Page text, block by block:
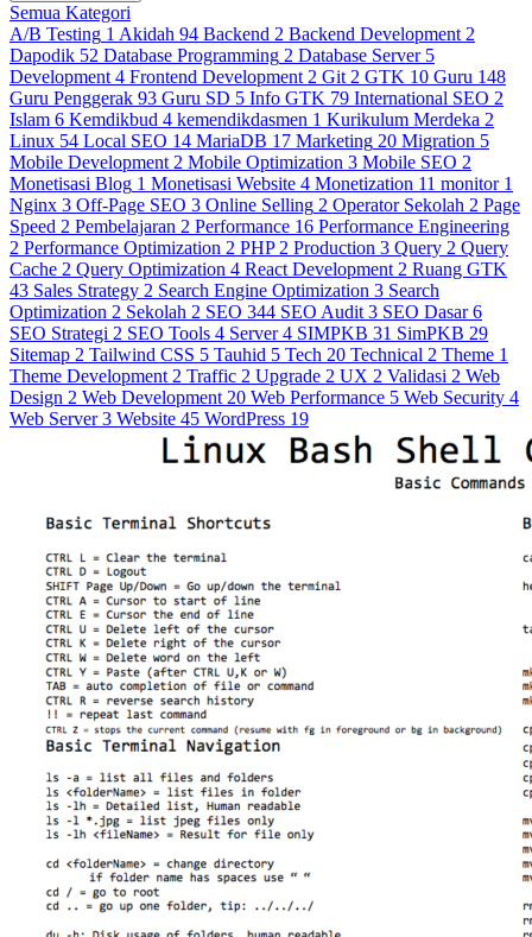
Semua Kategori
A/B Testing 1 Akidah 94 Backend 2 Backend Development 2
Dapodik 52 Database Programming 2 Database Server 5
Development 4 Frontend Development 2 Git 2 GTK 10 Guru 148
Guru Penggerak 93 Guru SD 5 Info GTK 79 International SEO 2
Islam 6 Kemdikbud 4 kemendikdasmen 1 Kurikulum Merdeka 2
Linux 54 Local SEO 14 MariaDB 17 Marketing 20 Migration 5
Mobile Development 2 Mobile Optimization 3 Mobile SEO 2
Monetisasi Blog 1 Monetisasi Website 4 Monetization 11 monitor 1
Nginx 3 Off-Page SEO 3 Online Selling 2 Operator Sekolah 2 Page
Speed 2 Pembelajaran 2 Performance 16 Performance Engineering
2 Performance Optimization 2 PHP 2 Production 3 Query 2 Query
Cache 2 Query Optimization 4 React Development 2 Ruang GTK
43 Sales Strategy 2 Search Engine Optimization 3 Search
Optimization 2 Sekolah 2 SEO 344 SEO Audit 3 SEO Dasar 6
SEO Strategi 2 SEO Tools 4 Server 4 SIMPKB 31 SimPKB 29
Sitemap 2 Tailwind CSS 5 Tauhid 5 Tech 20 Technical 2 Theme 1
Theme Development 2 Traffic 2 Upgrade 2 UX 2 Validasi 2 Web
Design 2 Web Development 20 Web Performance 5 Web Security 4
Web Server 3 Website 45 WordPress 19